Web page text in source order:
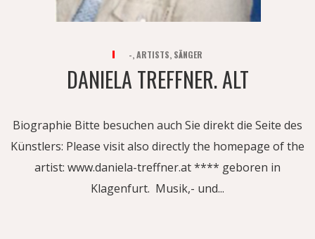
-,ARTISTS, SÄNGER
DANIELA TREFFNER. ALT
Biographie Bitte besuchen auch Sie direkt die Seite des
Künstlers: Please visit also directly the homepage of the
artist: www.daniela-treffner.at **** geboren in
Klagenfurt. Musik,- und...